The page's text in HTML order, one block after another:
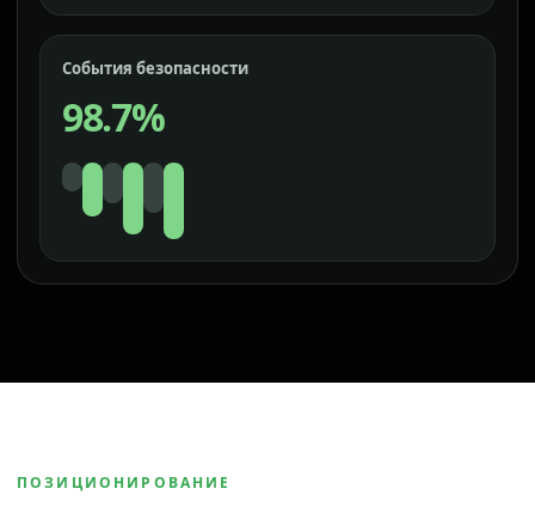
События безопасности
98.7%
ПОЗИЦИОНИРОВАНИЕ